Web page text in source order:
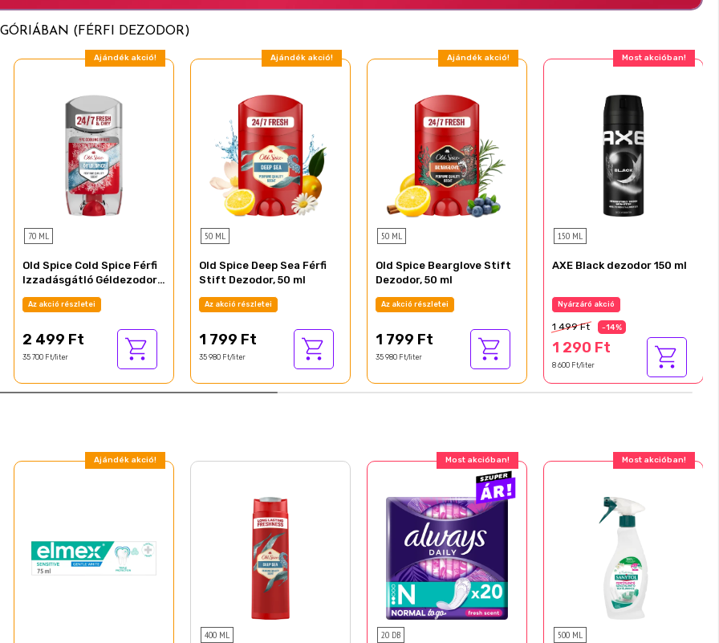
(FÉRFI DEZODOR)
Ajándék akció!
70 ML
Old Spice Cold Spice Férfi
Izzadásgátló Géldezodor,
70 ml
Az akció részletei
2 499 Ft
35 700 Ft/liter
Ajándék akció!
50 ML
Old Spice Deep Sea Férfi
Stift Dezodor, 50 ml
Az akció részletei
1 799 Ft
35 980 Ft/liter
Ajándék akció!
50 ML
Old Spice Bearglove Stift
Dezodor, 50 ml
Az akció részletei
1 799 Ft
35 980 Ft/liter
Most akcióban!
150 ML
AXE Black dezodor 150 ml
Nyárzáró akció
1 499 Ft -14%
1 290 Ft
8 600 Ft/liter
Ajándék akció!
400 ML
Most akcióban!
20 DB
Most akcióban!
500 ML